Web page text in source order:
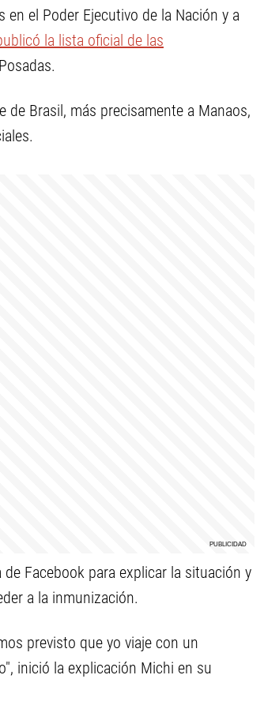
el Poder Ejecutivo de la Nación y a
la lista oficial de las
Brasil, más precisamente a Manaos,
Facebook para explicar la situación y
a la inmunización.
previsto que yo viaje con un
inició la explicación Michi en su